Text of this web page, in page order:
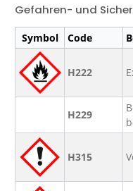
Gefahren- und
Symbol Code
H222
H229
H315